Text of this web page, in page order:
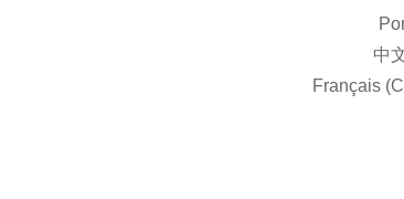
中
Français